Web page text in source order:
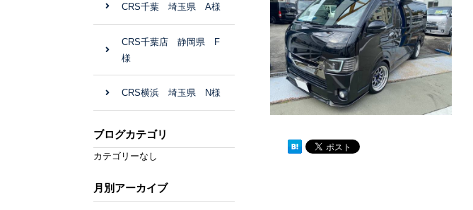
CRS千葉 埼玉県 A様
CRS千葉店 静岡県 F
様
CRS横浜 埼玉県 N様
ブログカテゴリ
カテゴリーなし
月別アーカイブ